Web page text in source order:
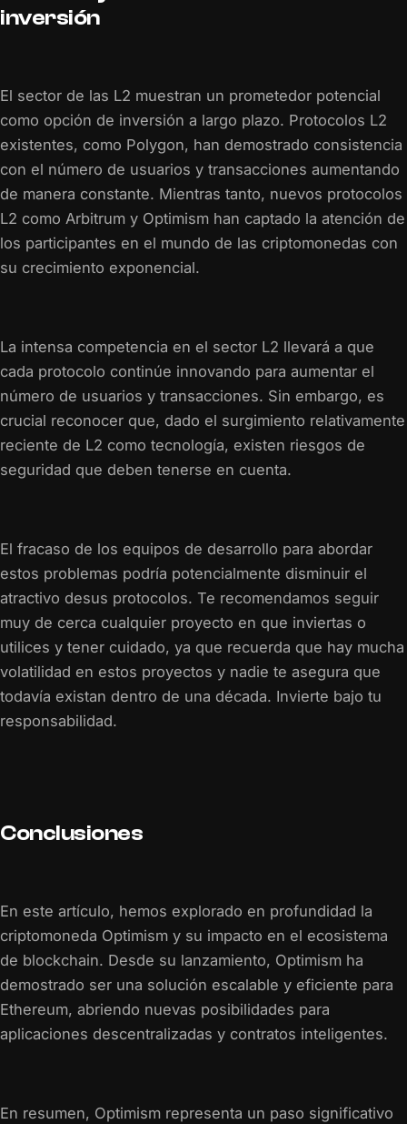
inversión
El sector de las L2 muestran un prometedor potencial
como opción de inversión a largo plazo. Protocolos L2
existentes, como Polygon, han demostrado consistencia
con el número de usuarios y transacciones aumentando
de manera constante. Mientras tanto, nuevos protocolos
L2 como Arbitrum y Optimism han captado la atención de
los participantes en el mundo de las criptomonedas con
su crecimiento exponencial.
La intensa competencia en el sector L2 llevará a que
cada protocolo continúe innovando para aumentar el
número de usuarios y transacciones. Sin embargo, es
crucial reconocer que, dado el surgimiento relativamente
reciente de L2 como tecnología, existen riesgos de
seguridad que deben tenerse en cuenta.
El fracaso de los equipos de desarrollo para abordar
estos problemas podría potencialmente disminuir el
atractivo desus protocolos. Te recomendamos seguir
muy de cerca cualquier proyecto en que inviertas o
utilices y tener cuidado, ya que recuerda que hay mucha
volatilidad en estos proyectos y nadie te asegura que
todavía existan dentro de una década. Invierte bajo tu
responsabilidad.
Conclusiones
En este artículo, hemos explorado en profundidad la
criptomoneda Optimism y su impacto en el ecosistema
de blockchain. Desde su lanzamiento, Optimism ha
demostrado ser una solución escalable y eficiente para
Ethereum, abriendo nuevas posibilidades para
aplicaciones descentralizadas y contratos inteligentes.
En resumen, Optimism representa un paso significativo